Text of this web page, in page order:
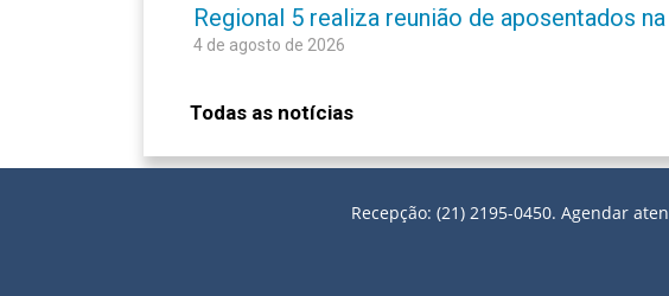
Regional 5 realiza reunião de aposentados
4 de agosto de 2026
Todas as notícias
Recepção: (21) 2195-0450. Agendar